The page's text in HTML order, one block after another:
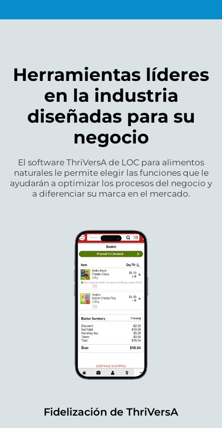
Herramientas líderes
en la industria
diseñadas para su
negocio
El software ThriVersA de LOC para alimentos
naturales le permite elegir las funciones que le
ayudarán a optimizar los procesos del negocio y
a diferenciar su marca en el mercado.
Fidelización de ThriVersA